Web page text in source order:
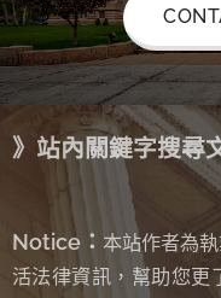
》站內關鍵字搜尋
Notice： 本站作者為
活法律資訊，幫助您更